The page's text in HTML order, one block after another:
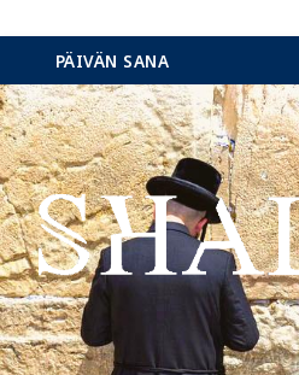
Hyppää
sisältöön
PÄIVÄN SANA